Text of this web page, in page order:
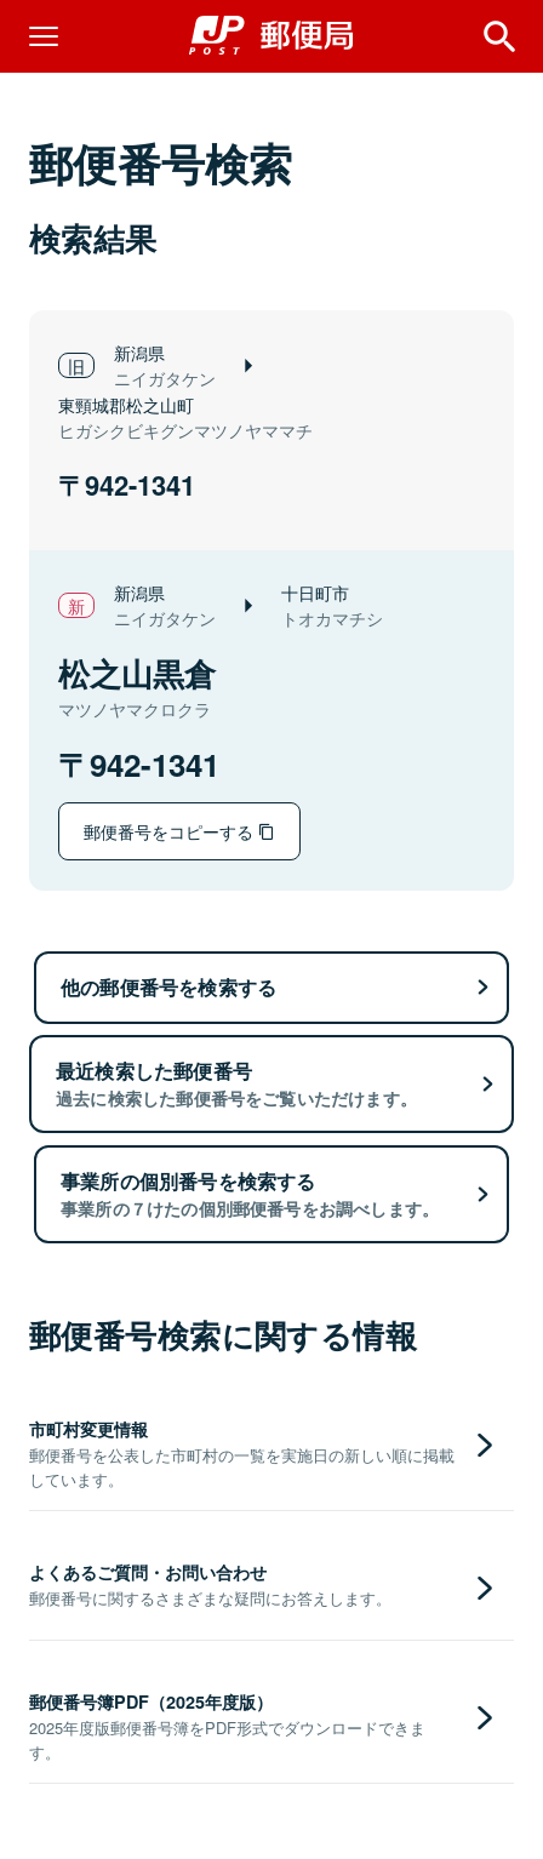
郵便番号検索
検索結果
新潟県
ニイガタケン
東頸城郡松之山町
ヒガシクビキグンマツノヤママチ
942-1341
新潟県
ニイガタケン
十日町市
トオカマチシ
松之山黒倉
マツノヤマクロクラ
942-1341
郵便番号をコピーする
他の郵便番号を検索する
最近検索した郵便番号
過去に検索した郵便番号をご覧いただけます。
事業所の個別番号を検索する
事業所の７けたの個別郵便番号をお調べします。
郵便番号検索に関する情報
市町村変更情報
郵便番号を公表した市町村の一覧を実施日の新しい順に掲載
しています。
よくあるご質問・お問い合わせ
郵便番号に関するさまざまな疑問にお答えします。
郵便番号簿PDF（2025年度版）
2025年度版郵便番号簿をPDF形式でダウンロードできま
す。